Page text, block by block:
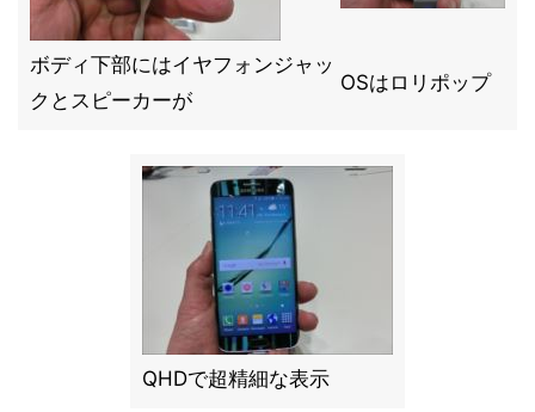
ボディ下部にはイヤフォンジャッ
クとスピーカーが
OSはロリポップ
QHDで超精細な表示